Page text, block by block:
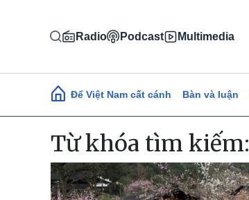
Radio Podcast Multimedia
Main navigation
Để Việt Nam cất cánh Bàn và luận
Từ khóa tìm kiếm: